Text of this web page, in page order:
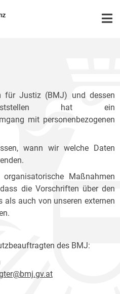
für Justiz (BMJ) und dessen
hat ein
mit personenbezogenen
wann wir welche Daten
Maßnahmen
die Vorschriften über den
als auch von unseren externen
des BMJ: